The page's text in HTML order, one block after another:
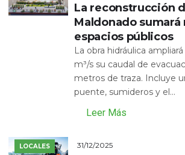
La reconstrucción
Maldonado sumará
espacios públicos
La obra hidráulica
m³/s su caudal de
metros de traza. Incluye
puente, sumideros y el...
Leer Más
LOCALES 31/12/2025